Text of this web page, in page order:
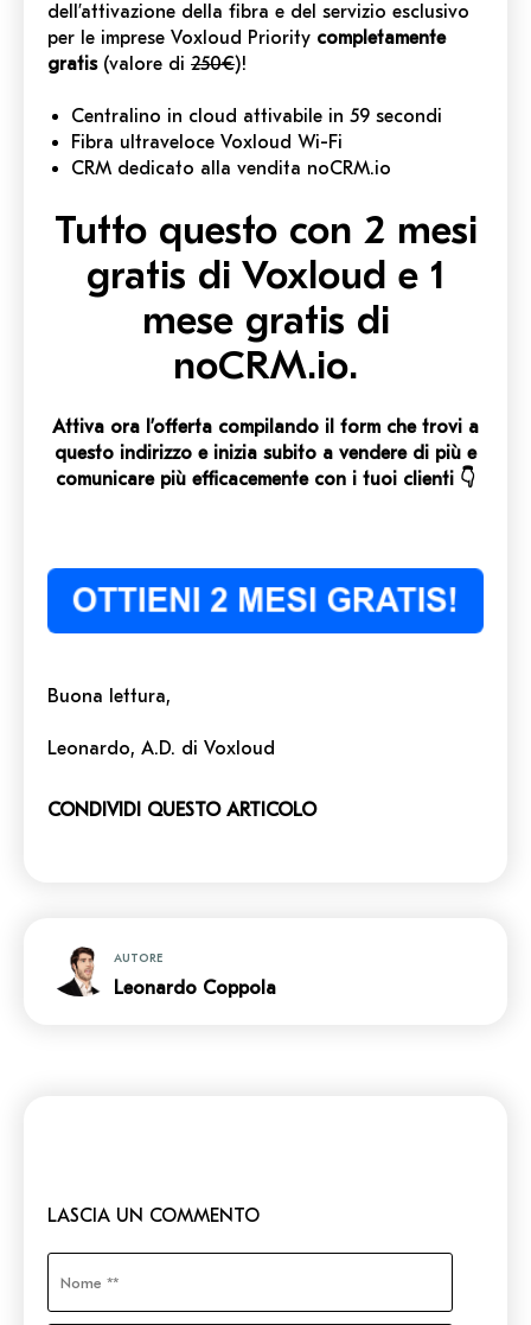
dell’attivazione della fibra e del servizio esclusivo
per le imprese Voxloud Priority completamente
gratis(valore di 250€)!
Centralino in cloud attivabile in 59 secondi
Fibra ultraveloce Voxloud Wi-Fi
CRM dedicato alla vendita noCRM.io
Tutto questo con 2 mesi
gratis di Voxloud e 1
mese gratis di
noCRM.io.
Attiva ora l’offerta compilando il form che trovi a
questo indirizzo e inizia subito a vendere di più e
comunicare più efficacemente con i tuoi clienti 👇
Buona lettura,
Leonardo, A.D. di Voxloud
CONDIVIDI QUESTO ARTICOLO
AUTORE
Leonardo Coppola
LASCIA UN COMMENTO